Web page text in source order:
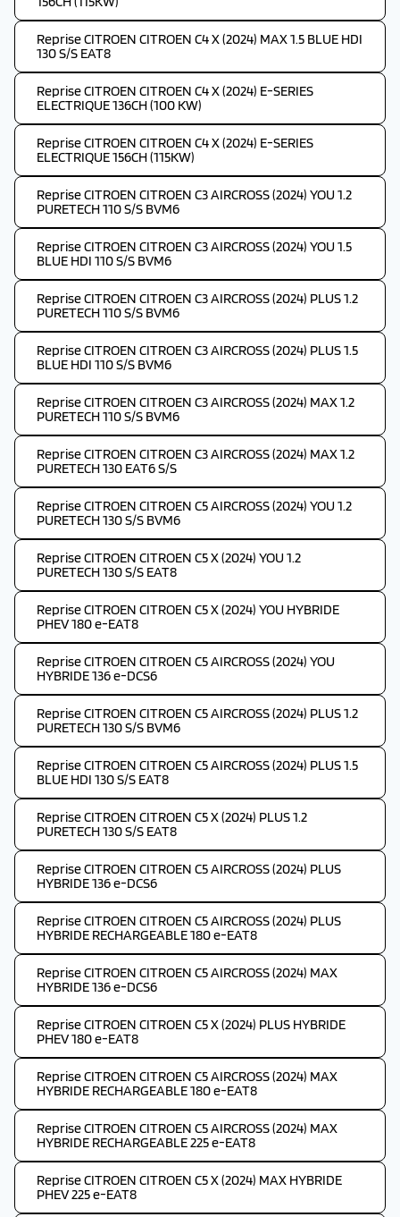
Reprise CITROEN CITROEN C4 X (2024) MAX 1.5 BLUE HDI
130 S/S EAT8
Reprise CITROEN CITROEN C4 X (2024) E-SERIES
ELECTRIQUE 136CH (100 KW)
Reprise CITROEN CITROEN C4 X (2024) E-SERIES
ELECTRIQUE 156CH (115KW)
Reprise CITROEN CITROEN C3 AIRCROSS (2024) YOU 1.2
PURETECH 110 S/S BVM6
Reprise CITROEN CITROEN C3 AIRCROSS (2024) YOU 1.5
BLUE HDI 110 S/S BVM6
Reprise CITROEN CITROEN C3 AIRCROSS (2024) PLUS 1.2
PURETECH 110 S/S BVM6
Reprise CITROEN CITROEN C3 AIRCROSS (2024) PLUS 1.5
BLUE HDI 110 S/S BVM6
Reprise CITROEN CITROEN C3 AIRCROSS (2024) MAX 1.2
PURETECH 110 S/S BVM6
Reprise CITROEN CITROEN C3 AIRCROSS (2024) MAX 1.2
PURETECH 130 EAT6 S/S
Reprise CITROEN CITROEN C5 AIRCROSS (2024) YOU 1.2
PURETECH 130 S/S BVM6
Reprise CITROEN CITROEN C5 X (2024) YOU 1.2
PURETECH 130 S/S EAT8
Reprise CITROEN CITROEN C5 X (2024) YOU HYBRIDE
PHEV 180 e-EAT8
Reprise CITROEN CITROEN C5 AIRCROSS (2024) YOU
HYBRIDE 136 e-DCS6
Reprise CITROEN CITROEN C5 AIRCROSS (2024) PLUS 1.2
PURETECH 130 S/S BVM6
Reprise CITROEN CITROEN C5 AIRCROSS (2024) PLUS 1.5
BLUE HDI 130 S/S EAT8
Reprise CITROEN CITROEN C5 X (2024) PLUS 1.2
PURETECH 130 S/S EAT8
Reprise CITROEN CITROEN C5 AIRCROSS (2024) PLUS
HYBRIDE 136 e-DCS6
Reprise CITROEN CITROEN C5 AIRCROSS (2024) PLUS
HYBRIDE RECHARGEABLE 180 e-EAT8
Reprise CITROEN CITROEN C5 AIRCROSS (2024) MAX
HYBRIDE 136 e-DCS6
Reprise CITROEN CITROEN C5 X (2024) PLUS HYBRIDE
PHEV 180 e-EAT8
Reprise CITROEN CITROEN C5 AIRCROSS (2024) MAX
HYBRIDE RECHARGEABLE 180 e-EAT8
Reprise CITROEN CITROEN C5 AIRCROSS (2024) MAX
HYBRIDE RECHARGEABLE 225 e-EAT8
Reprise CITROEN CITROEN C5 X (2024) MAX HYBRIDE
PHEV 225 e-EAT8